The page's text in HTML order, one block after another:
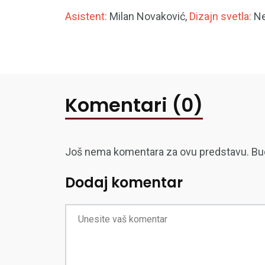
Asistent: Milan Novaković, Dizajn svetla:
Komentari (0)
Još nema komentara za ovu predstavu.
Dodaj komentar